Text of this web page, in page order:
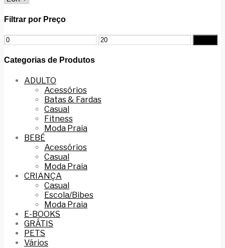
Filtrar por Preço
Categorias de Produtos
ADULTO
Acessórios
Batas & Fardas
Casual
Fitness
Moda Praia
BEBÉ
Acessórios
Casual
Moda Praia
CRIANÇA
Casual
Escola/Bibes
Moda Praia
E-BOOKS
GRÁTIS
PETS
Vários